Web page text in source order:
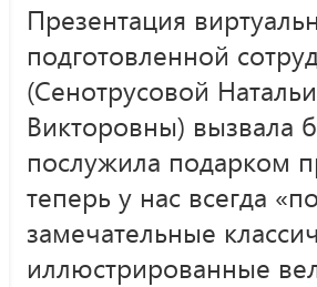
Презентация
подготовленной
(Сенотрусовой
Викторовны) вызвала
послужила подарком
теперь у нас всегда
замечательные
иллюстрированные